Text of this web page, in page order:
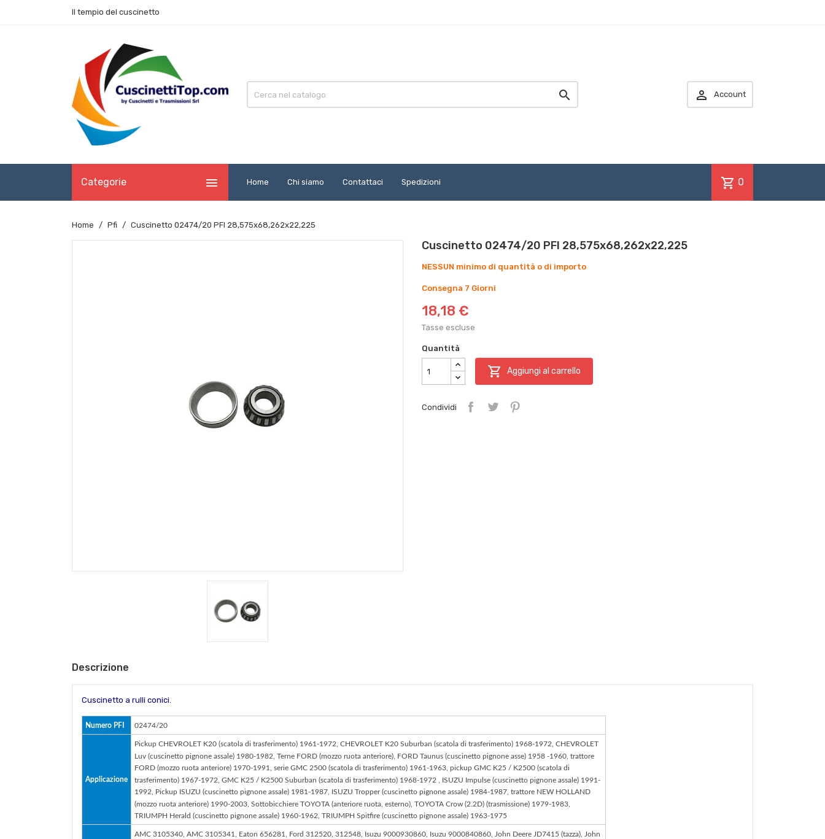
Il tempio del cuscinetto
  Account
Categorie  Home Chi siamo Contattaci Spedizioni shopping_cart 0
Home Pfi Cuscinetto 02474/20 PFI 28,575x68,262x22,225
Cuscinetto 02474/20 PFI 28,575x68,262x22,225
NESSUN minimo di quantità o di importo
Consegna 7 Giorni
18,18 €
Tasse escluse
Quantità
 Aggiungi al carrello
Condividi
Descrizione
Cuscinetto a rulli conici.
Numero PFI 02474/20
Applicazione
Pickup CHEVROLET K20 (scatola di trasferimento) 1961-1972, CHEVROLET K20 Suburban (scatola di trasferimento) 1968-1972, CHEVROLET
Luv (cuscinetto pignone assale) 1980-1982, Terne FORD (mozzo ruota anteriore), FORD Taunus (cuscinetto pignone asse) 1958 -1960, trattore
FORD (mozzo ruota anteriore) 1970-1991, serie GMC 2500 (scatola di trasferimento) 1961-1963, pickup GMC K25 / K2500 (scatola di
trasferimento) 1967-1972, GMC K25 / K2500 Suburban (scatola di trasferimento) 1968-1972 , ISUZU Impulse (cuscinetto pignone assale) 1991-
1992, Pickup ISUZU (cuscinetto pignone assale) 1981-1987, ISUZU Tropper (cuscinetto pignone assale) 1984-1987, trattore NEW HOLLAND
(mozzo ruota anteriore) 1990-2003, Sottobicchiere TOYOTA (anteriore ruota, esterno), TOYOTA Crow (2.2D) (trasmissione) 1979-1983,
TRIUMPH Herald (cuscinetto pignone assale) 1960-1962, TRIUMPH Spitfire (cuscinetto pignone assale) 1963-1975
AMC 3105340, AMC 3105341, Eaton 656281, Ford 312520, 312548, Isuzu 9000930860, Isuzu 9000840860, John Deere JD7415 (tazza), John